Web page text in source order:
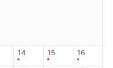
14 15 16